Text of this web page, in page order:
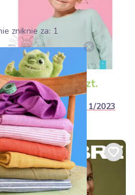
64,50zł / szt.
Ottobre design kids 1/2023